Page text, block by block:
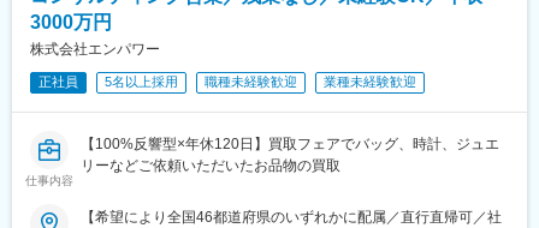
橋駅、西大橋駅、四ツ橋駅、なかもず駅、丸太町駅(京都市営)、近
鉄名古屋駅、栄町駅(愛知県)、丸の内駅(愛知県)、あすなろう四日
市駅、茅場町駅、内幸町駅、虎ノ門駅、田町駅(東京都)、竹橋駅、
中野富士見町駅、東日本橋駅、馬喰横山駅、四ツ谷駅、月島駅、
戸駅、西梅田駅、梅田駅(地下鉄)、なんば駅(南海線)、天王寺駅前
駅、大阪城北詰駅、長堀橋駅、百舌鳥八幡駅、大須観音駅
3000万円
株式会社エンパワー
正社員 5名以上採用 職種未経験歓迎 業種未経験歓迎
仕事内容
【100%反響型×年休120日】買取フェアでバッグ、時計、ジュエ
リーなどご依頼いただいたお品物の買取
【希望により全国46都道府県のいずれかに配属／直行直帰可／社